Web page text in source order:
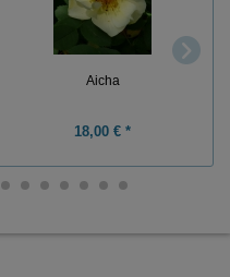
Aicha
18,00 € *